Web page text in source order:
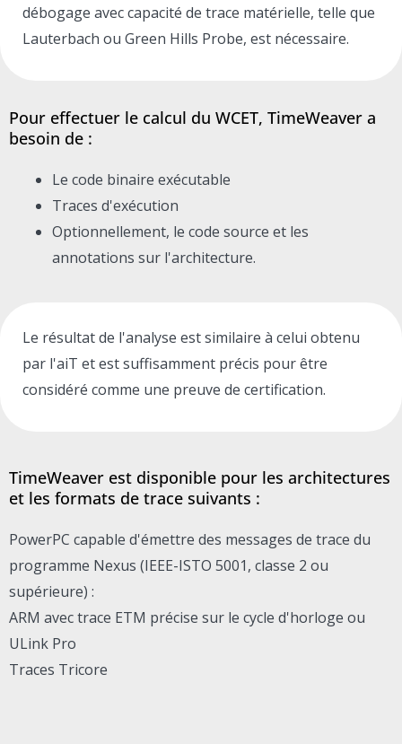
débogage avec capacité de trace matérielle, telle que
Lauterbach ou Green Hills Probe, est nécessaire.
Pour effectuer le calcul du WCET, TimeWeaver a
besoin de :
Le code binaire exécutable
Traces d'exécution
Optionnellement, le code source et les
annotations sur l'architecture.
Le résultat de l'analyse est similaire à celui obtenu
par l'aiT et est suffisamment précis pour être
considéré comme une preuve de certification.
TimeWeaver est disponible pour les architectures
et les formats de trace suivants :
PowerPC capable d'émettre des messages de trace du
programme Nexus (IEEE-ISTO 5001, classe 2 ou
supérieure) :
ARM avec trace ETM précise sur le cycle d'horloge ou
ULink Pro
Traces Tricore